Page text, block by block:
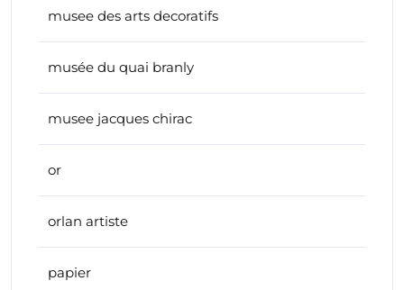
musee des arts decoratifs
musée du quai branly
musee jacques chirac
or
orlan artiste
papier